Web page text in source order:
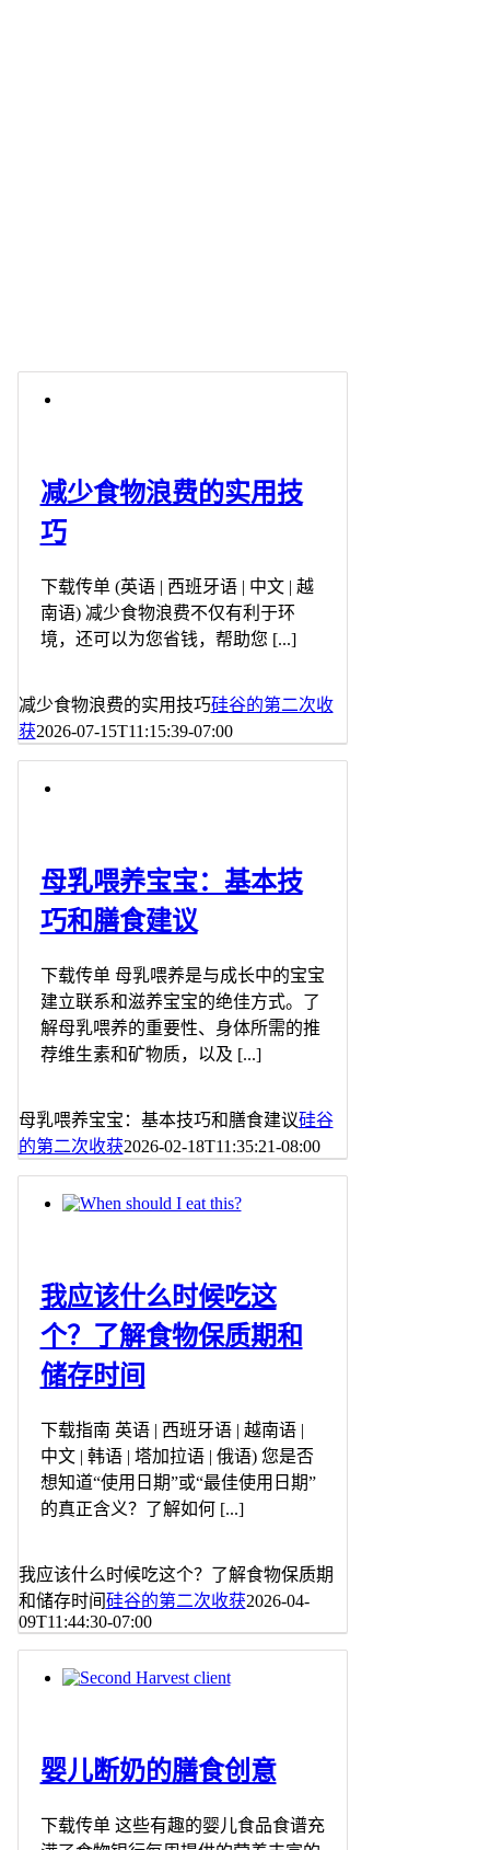
减少食物浪费的实用技
巧
下载传单 (英语 | 西班牙语 | 中文 | 越
南语) 减少食物浪费不仅有利于环
境，还可以为您省钱，帮助您 [...]
减少食物浪费的实用技巧硅谷的第二次收
获2026-07-15T11:15:39-07:00
母乳喂养宝宝：基本技
巧和膳食建议
下载传单 母乳喂养是与成长中的宝宝
建立联系和滋养宝宝的绝佳方式。了
解母乳喂养的重要性、身体所需的推
荐维生素和矿物质，以及 [...]
母乳喂养宝宝：基本技巧和膳食建议硅谷
的第二次收获2026-02-18T11:35:21-08:00
我应该什么时候吃这
个？了解食物保质期和
储存时间
下载指南 英语 | 西班牙语 | 越南语 |
中文 | 韩语 | 塔加拉语 | 俄语) 您是否
想知道“使用日期”或“最佳使用日期”
的真正含义？了解如何 [...]
我应该什么时候吃这个？了解食物保质期
和储存时间硅谷的第二次收获2026-04-
09T11:44:30-07:00
婴儿断奶的膳食创意
下载传单 这些有趣的婴儿食品食谱充